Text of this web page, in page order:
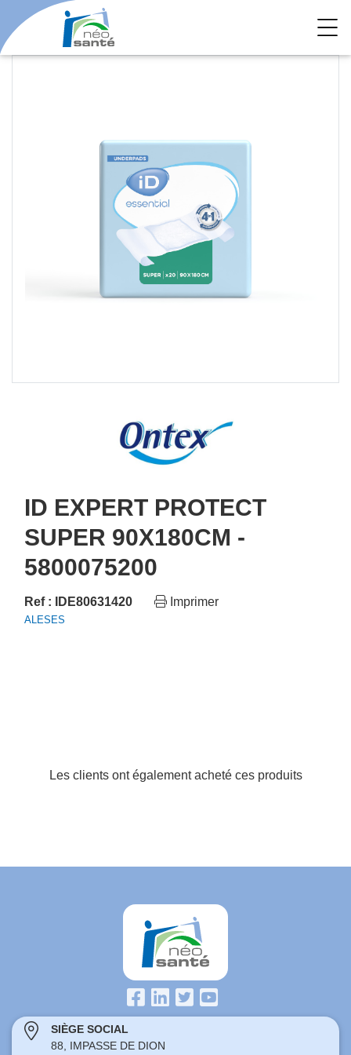
ID EXPERT PROTECT
SUPER 90X180CM -
5800075200
Ref : IDE80631420 Imprimer
ALESES
Les clients ont également acheté ces produits
SIÈGE SOCIAL
88, IMPASSE DE DION